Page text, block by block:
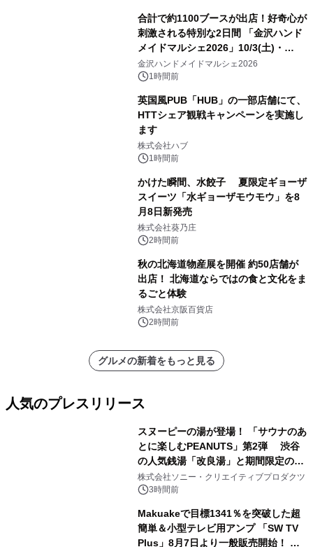
合計で約1100ブースが出店！好奇心が
刺激される特別な2日間 「金沢ハンド
メイドマルシェ2026」10/3(土)・
10/4(日)開催
金沢ハンドメイドマルシェ2026
1時間前
英国風PUB「HUB」の一部店舗にて、
HTTシェア観戦キャンペーンを実施し
ます
株式会社ハブ
1時間前
かけた瞬間、水餃子 夏限定ギョーザ
スイーツ「水ギョーザモウモウ」を8
月8日新発売
株式会社葵乃庄
2時間前
秋の北海道物産展を開催 約50店舗が
出店！ 北海道ならではの食と文化をま
るごと体験
株式会社京阪百貨店
2時間前
グルメの新着をもっと見る
人気のプレスリリース
スヌーピーの湯が登場！ 「サウナのあ
とに楽しむPEANUTS」第2弾 渋谷
の人気銭湯「改良湯」と期間限定のコ
ラボレーション サウナイキタイコラ
ボグッズも発売決定！
株式会社ソニー・クリエイティブプロダクツ
3時間前
Makuakeで目標1341％を突破した超
簡単＆小型テレビ用アンプ 「SW TV
Plus」8月7日より一般販売開始！ ケ